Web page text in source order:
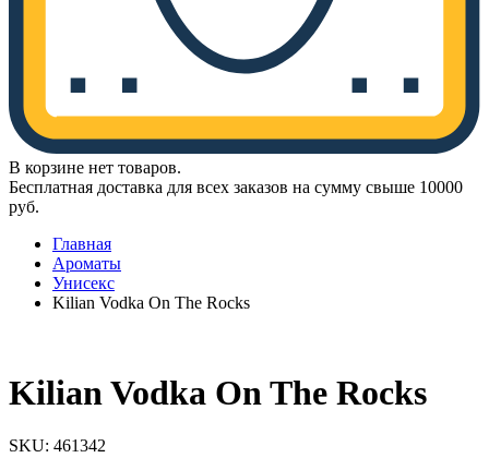
В корзине нет товаров.
Бесплатная доставка для всех заказов на сумму свыше 10000
руб.
Главная
Ароматы
Унисекс
Kilian Vodka On The Rocks
Kilian Vodka On The Rocks
SKU: 461342